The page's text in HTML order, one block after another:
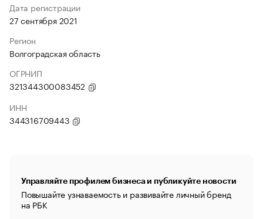
Дата регистрации
27 сентября 2021
Регион
Волгоградская область
ОГРНИП
321344300083452
ИНН
344316709443
Управляйте профилем бизнеса и публикуйте новости
Повышайте узнаваемость и развивайте личный бренд
на РБК